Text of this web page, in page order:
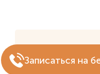
Записаться на